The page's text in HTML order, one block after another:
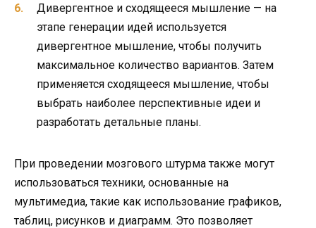
Дивергентное и сходящееся мышление — на
этапе генерации идей используется
дивергентное мышление, чтобы получить
максимальное количество вариантов. Затем
применяется сходящееся мышление, чтобы
выбрать наиболее перспективные идеи и
разработать детальные планы.
При проведении мозгового штурма также могут
использоваться техники, основанные на
мультимедиа, такие как использование графиков,
таблиц, рисунков и диаграмм. Это позволяет